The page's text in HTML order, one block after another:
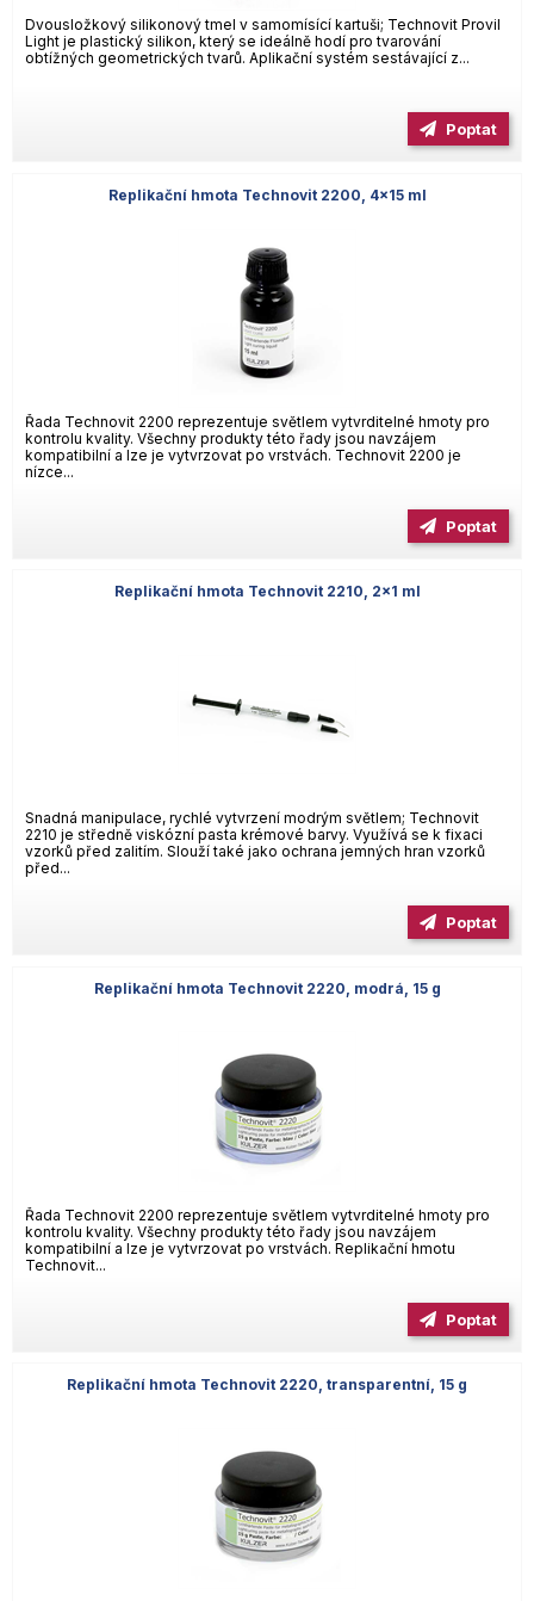
Dvousložkový silikonový tmel v samomísící kartuši; Technovit Provil
Light je plastický silikon, který se ideálně hodí pro tvarování
obtížných geometrických tvarů. Aplikační systém sestávající z...
Poptat
Replikační hmota Technovit 2200, 4×15 ml
Řada Technovit 2200 reprezentuje světlem vytvrditelné hmoty pro
kontrolu kvality. Všechny produkty této řady jsou navzájem
kompatibilní a lze je vytvrzovat po vrstvách. Technovit 2200 je
nízce...
Poptat
Replikační hmota Technovit 2210, 2×1 ml
Snadná manipulace, rychlé vytvrzení modrým světlem; Technovit
2210 je středně viskózní pasta krémové barvy. Využívá se k fixaci
vzorků před zalitím. Slouží také jako ochrana jemných hran vzorků
před...
Poptat
Replikační hmota Technovit 2220, modrá, 15 g
Řada Technovit 2200 reprezentuje světlem vytvrditelné hmoty pro
kontrolu kvality. Všechny produkty této řady jsou navzájem
kompatibilní a lze je vytvrzovat po vrstvách. Replikační hmotu
Technovit...
Poptat
Replikační hmota Technovit 2220, transparentní, 15 g